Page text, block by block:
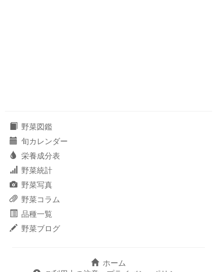
野菜図鑑
旬カレンダー
栄養成分表
野菜統計
野菜写真
野菜コラム
品種一覧
野菜ブログ
ホーム